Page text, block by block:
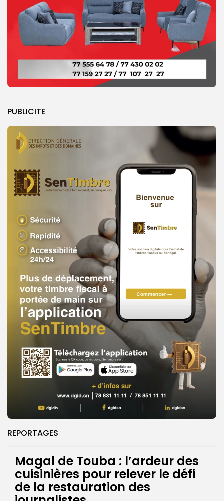
PUBLICITE
REPORTAGES
Magal de Touba : l’ardeur des
cuisinières pour relever le défi
de la restauration des